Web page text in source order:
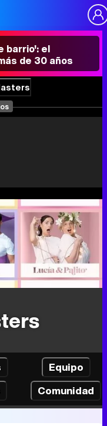
barrio': el
de 30 años
Equipo
Comunidad